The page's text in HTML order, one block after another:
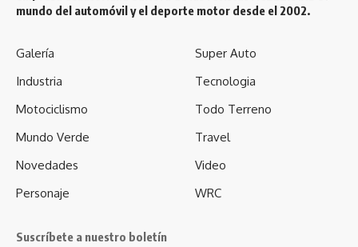
mundo del automóvil y el deporte motor desde el 2002.
Galería
Industria
Motociclismo
Mundo Verde
Novedades
Personaje
Super Auto
Tecnologia
Todo Terreno
Travel
Video
WRC
Suscríbete a nuestro boletín